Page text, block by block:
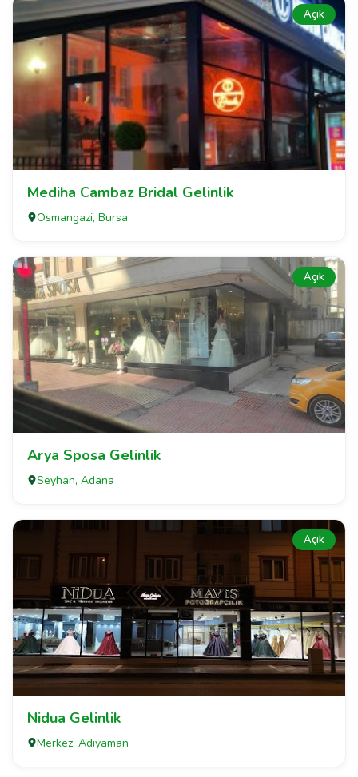
Açık
Mediha Cambaz Bridal Gelinlik
Osmangazi, Bursa
Açık
Arya Sposa Gelinlik
Seyhan, Adana
Açık
Nidua Gelinlik
Merkez, Adıyaman